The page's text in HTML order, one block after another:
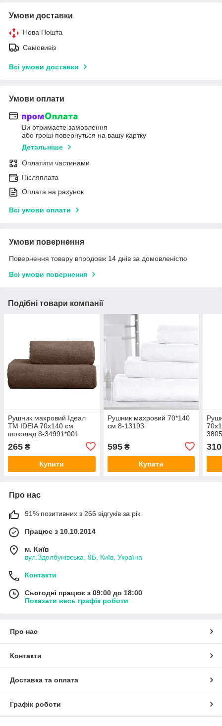
Умови доставки
Нова Пошта
Самовивіз
Всі умови доставки
Умови оплати
Ви отримаєте замовлення
або гроші повернуться на вашу картку
Детальніше
Оплатити частинами
Післяплата
Оплата на рахунок
Всі умови оплати
Умови повернення
Повернення товару впродовж 14 днів за домовленістю
Всі умови повернення
Подібні товари компанії
Рушник махровий Ідеал
TM IDEIA 70х140 см
шоколад 8-34991*001
265 ₴
Купити
Рушник махровий 70*140
см 8-13193
595₴
Купити
310
Про нас
91% позитивних з 266 відгуків за рік
Працює з 10.10.2014
м. Київ
вул.Здолбунівська, 9Б, Київ, Україна
Контакти
Сьогодні працює з 09:00 до 18:00
Показати весь графік роботи
Про нас
Контакти
Доставка та оплата
Графік роботи